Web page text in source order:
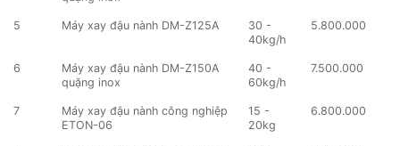
5 Máy xay đậu nành DM-Z125A
30 -
40kg/h
5.800.000
6
Máy xay đậu nành DM-Z150A
quặng inox
40 -
60kg/h
7.500.000
7
Máy xay đậu nành công nghiệp
ETON-06
15 -
20kg
6.800.000